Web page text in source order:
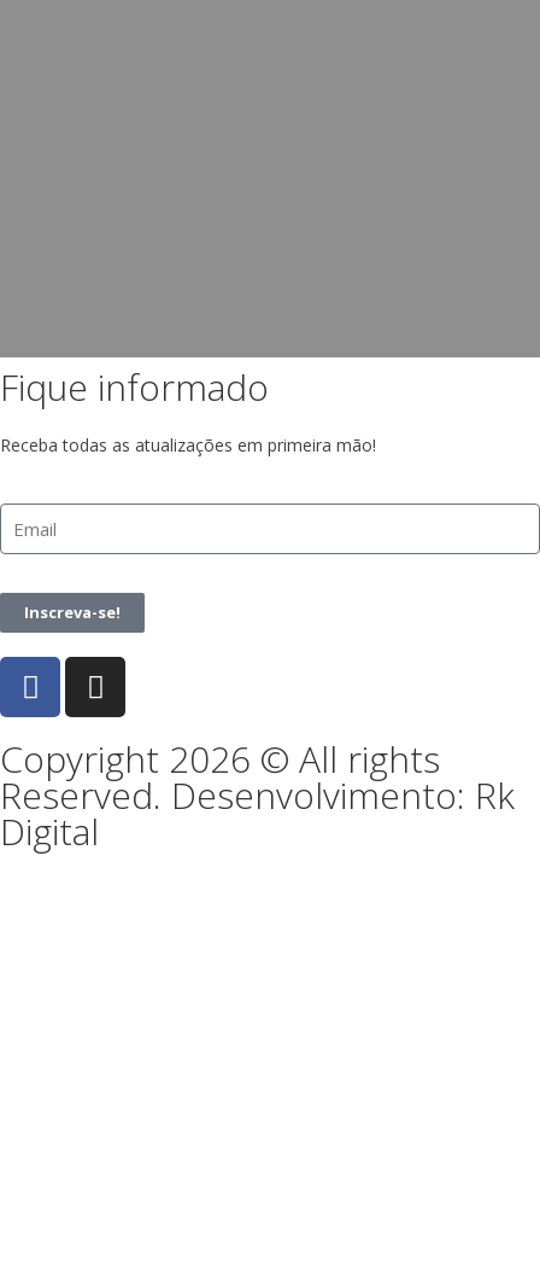
Fique informado
Receba todas as atualizações em primeira mão!
Inscreva-se!
Copyright 2026 © All rights
Reserved. Desenvolvimento: Rk
Digital